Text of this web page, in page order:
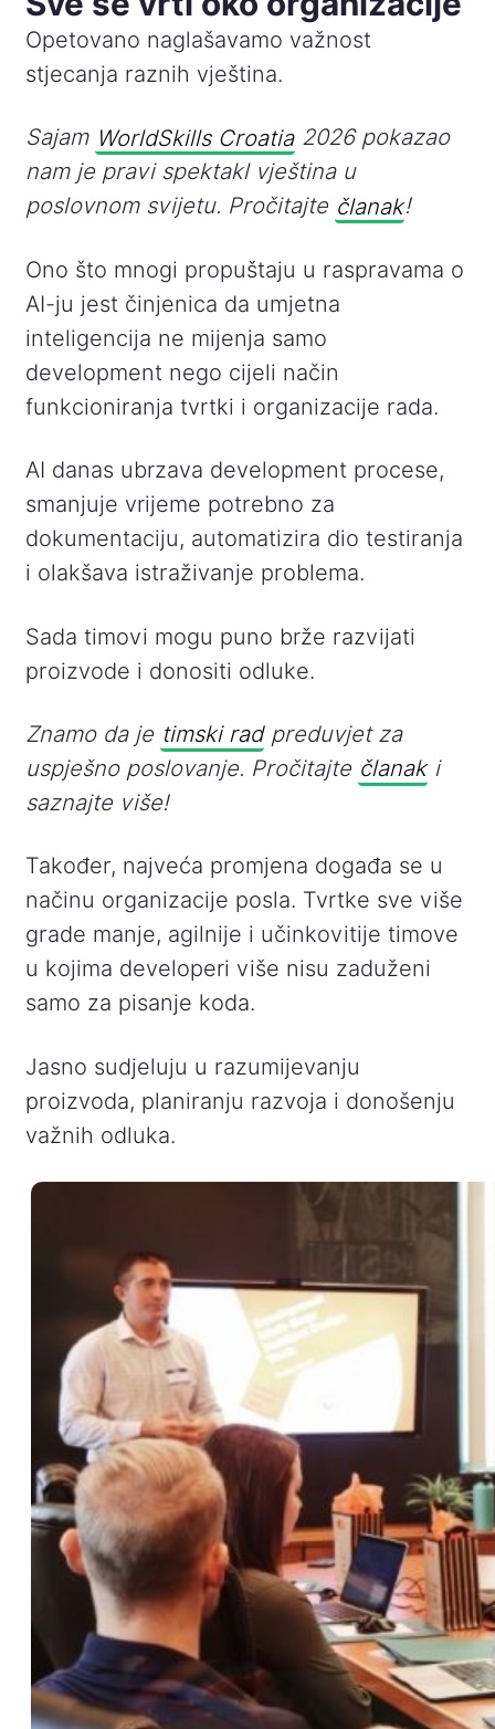
Opetovano naglašavamo važnost
stjecanja raznih vještina.
Sajam WorldSkills Croatia2026 pokazao
nam je pravi spektakl vještina u
poslovnom svijetu. Pročitajte članak!
Ono što mnogi propuštaju u raspravama o
AI-ju jest činjenica da umjetna
inteligencija ne mijenja samo
development nego cijeli način
funkcioniranja tvrtki i organizacije rada.
AI danas ubrzava development procese,
smanjuje vrijeme potrebno za
dokumentaciju, automatizira dio testiranja
i olakšava istraživanje problema.
Sada timovi mogu puno brže razvijati
proizvode i donositi odluke.
Znamo da je timski radpreduvjet za
uspješno poslovanje. Pročitajte članaki
saznajte više!
Također, najveća promjena događa se u
načinu organizacije posla. Tvrtke sve više
grade manje, agilnije i učinkovitije timove
u kojima developeri više nisu zaduženi
samo za pisanje koda.
Jasno sudjeluju u razumijevanju
proizvoda, planiranju razvoja i donošenju
važnih odluka.